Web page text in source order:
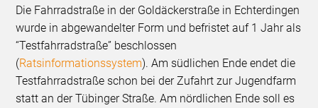
Die Fahrradstraße in der Goldäckerstraße in Echterdingen
wurde in abgewandelter Form und befristet auf 1 Jahr als
“Testfahrradstraße” beschlossen
(Ratsinformationssystem). Am südlichen Ende endet die
Testfahrradstraße schon bei der Zufahrt zur Jugendfarm
statt an der Tübinger Straße. Am nördlichen Ende soll es